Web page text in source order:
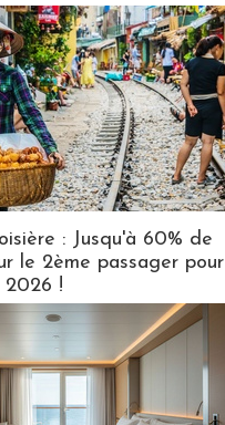
: Jusqu'à 60% de
le 2ème passager pour
2026 !